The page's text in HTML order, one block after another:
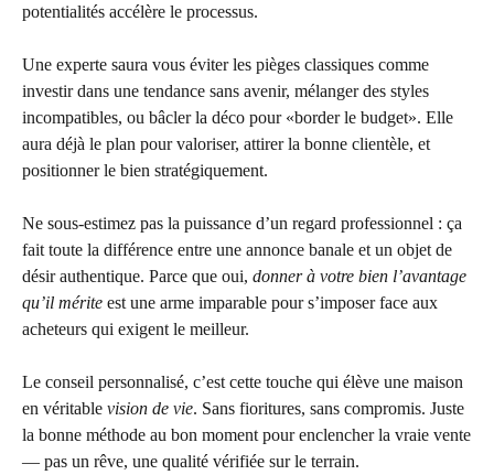
potentialités accélère le processus.
Une experte saura vous éviter les pièges classiques comme
investir dans une tendance sans avenir, mélanger des styles
incompatibles, ou bâcler la déco pour «border le budget». Elle
aura déjà le plan pour valoriser, attirer la bonne clientèle, et
positionner le bien stratégiquement.
Ne sous-estimez pas la puissance d’un regard professionnel : ça
fait toute la différence entre une annonce banale et un objet de
désir authentique. Parce que oui, donner à votre bien l’avantage
qu’il mérite est une arme imparable pour s’imposer face aux
acheteurs qui exigent le meilleur.
Le conseil personnalisé, c’est cette touche qui élève une maison
en véritable vision de vie. Sans fioritures, sans compromis. Juste
la bonne méthode au bon moment pour enclencher la vraie vente
— pas un rêve, une qualité vérifiée sur le terrain.